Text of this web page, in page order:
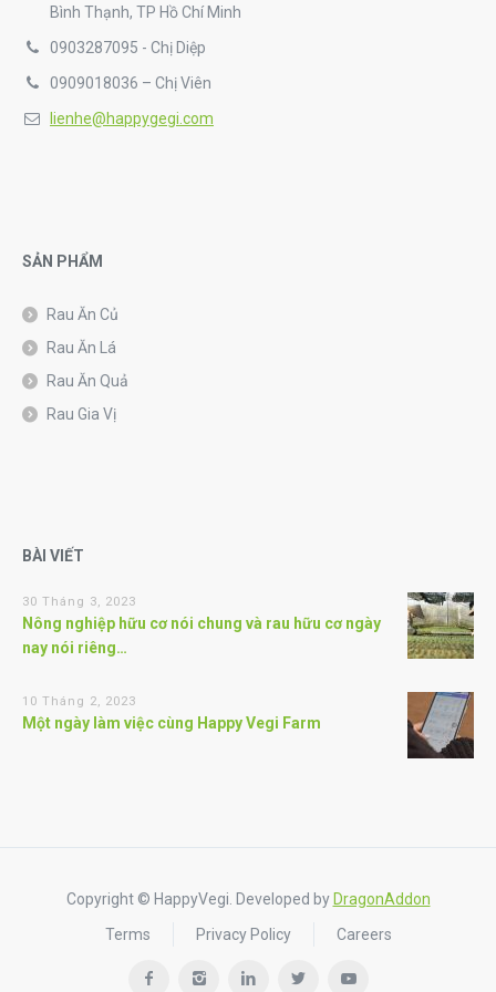
Bình Thạnh, TP Hồ Chí Minh
0903287095 - Chị Diệp
0909018036 – Chị Viên
lienhe@happygegi.com
SẢN PHẨM
Rau Ăn Củ
Rau Ăn Lá
Rau Ăn Quả
Rau Gia Vị
BÀI VIẾT
30 Tháng 3, 2023
Nông nghiệp hữu cơ nói chung và rau hữu cơ ngày
nay nói riêng…
10 Tháng 2, 2023
Một ngày làm việc cùng Happy Vegi Farm
Copyright © HappyVegi. Developed by DragonAddon
Terms
Privacy Policy Careers